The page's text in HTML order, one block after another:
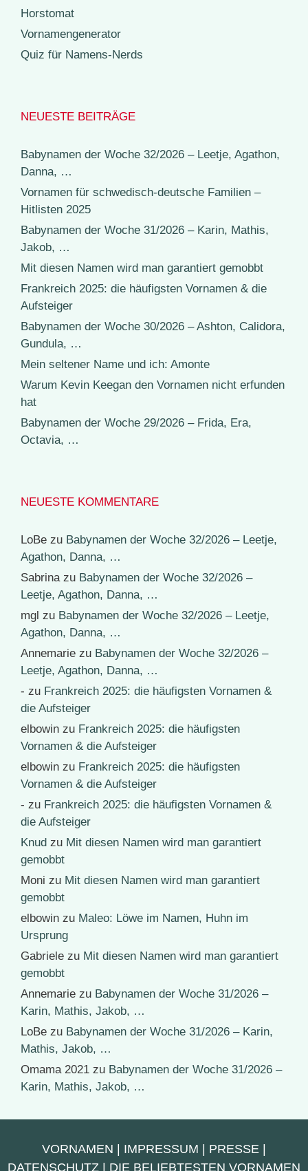
Horstomat
Vornamengenerator
Quiz für Namens-Nerds
NEUESTE BEITRÄGE
Babynamen der Woche 32/2026 – Leetje, Agathon,
Danna, …
Vornamen für schwedisch-deutsche Familien –
Hitlisten 2025
Babynamen der Woche 31/2026 – Karin, Mathis,
Jakob, …
Mit diesen Namen wird man garantiert gemobbt
Frankreich 2025: die häufigsten Vornamen & die
Aufsteiger
Babynamen der Woche 30/2026 – Ashton, Calidora,
Gundula, …
Mein seltener Name und ich: Amonte
Warum Kevin Keegan den Vornamen nicht erfunden
hat
Babynamen der Woche 29/2026 – Frida, Era,
Octavia, …
NEUESTE KOMMENTARE
LoBe zu Babynamen der Woche 32/2026 – Leetje,
Agathon, Danna, …
Sabrina zu Babynamen der Woche 32/2026 –
Leetje, Agathon, Danna, …
mgl zu Babynamen der Woche 32/2026 – Leetje,
Agathon, Danna, …
Annemarie zu Babynamen der Woche 32/2026 –
Leetje, Agathon, Danna, …
- zu Frankreich 2025: die häufigsten Vornamen &
die Aufsteiger
elbowin zu Frankreich 2025: die häufigsten
Vornamen & die Aufsteiger
elbowin zu Frankreich 2025: die häufigsten
Vornamen & die Aufsteiger
- zu Frankreich 2025: die häufigsten Vornamen &
die Aufsteiger
Knud zu Mit diesen Namen wird man garantiert
gemobbt
Moni zu Mit diesen Namen wird man garantiert
gemobbt
elbowin zu Maleo: Löwe im Namen, Huhn im
Ursprung
Gabriele zu Mit diesen Namen wird man garantiert
gemobbt
Annemarie zu Babynamen der Woche 31/2026 –
Karin, Mathis, Jakob, …
LoBe zu Babynamen der Woche 31/2026 – Karin,
Mathis, Jakob, …
Omama 2021 zu Babynamen der Woche 31/2026 –
Karin, Mathis, Jakob, …
VORNAMEN | IMPRESSUM | PRESSE |
DATENSCHUTZ | DIE BELIEBTESTEN VORNAMEN